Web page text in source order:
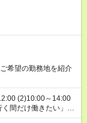
希望の勤務地を紹介
前中は働いて、午後